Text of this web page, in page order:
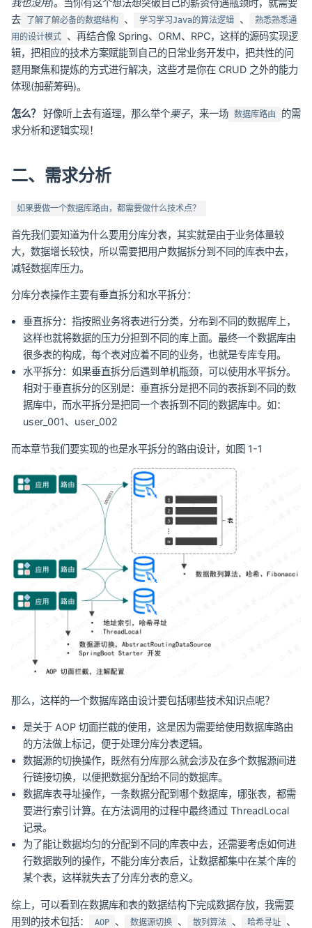
我也没用)。当你有这个想法想突破自己的薪资待遇瓶颈时，就需要
去
了解了解必备的数据结构 、 学习学习Java的算法逻辑 、
熟悉熟悉通
用的设计模式
、再结合像 Spring、ORM、RPC，这样的源码实现逻
辑，把相应的技术方案赋能到自己的日常业务开发中，把共性的问
题用聚焦和提炼的方式进行解决，这些才是你在 CRUD 之外的能力
体现(加薪筹码)。
怎么？ 好像听上去有道理，那么举个栗子，来一场 数据库路由
的需
求分析和逻辑实现！
二、需求分析
如果要做一个数据库路由，都需要做什么技术点？
首先我们要知道为什么要用分库分表，其实就是由于业务体量较
大，数据增长较快，所以需要把用户数据拆分到不同的库表中去，
减轻数据库压力。
分库分表操作主要有垂直拆分和水平拆分：
垂直拆分：指按照业务将表进行分类，分布到不同的数据库上，
这样也就将数据的压力分担到不同的库上面。最终一个数据库由
很多表的构成，每个表对应着不同的业务，也就是专库专用。
水平拆分：如果垂直拆分后遇到单机瓶颈，可以使用水平拆分。
相对于垂直拆分的区别是：垂直拆分是把不同的表拆到不同的数
据库中，而水平拆分是把同一个表拆到不同的数据库中。如：
user_001、user_002
而本章节我们要实现的也是水平拆分的路由设计，如图 1-1
那么，这样的一个数据库路由设计要包括哪些技术知识点呢？
是关于 AOP 切面拦截的使用，这是因为需要给使用数据库路由
的方法做上标记，便于处理分库分表逻辑。
数据源的切换操作，既然有分库那么就会涉及在多个数据源间进
行链接切换，以便把数据分配给不同的数据库。
数据库表寻址操作，一条数据分配到哪个数据库，哪张表，都需
要进行索引计算。在方法调用的过程中最终通过 ThreadLocal
记录。
为了能让数据均匀的分配到不同的库表中去，还需要考虑如何进
行数据散列的操作，不能分库分表后，让数据都集中在某个库的
某个表，这样就失去了分库分表的意义。
综上，可以看到在数据库和表的数据结构下完成数据存放，我需要
用到的技术包括：
AOP 、 数据源切换 、 散列算法 、 哈希寻址 、